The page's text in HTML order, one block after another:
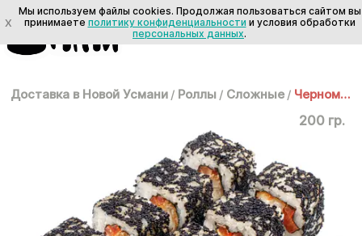
Доставка в Новой Усмани / Роллы / Сложные / Черномор
200 гр.
X
Мы используем файлы cookies. Продолжая пользоваться сайтом вы
принимаете политику конфиденциальности и условия обработки
персональных данных.